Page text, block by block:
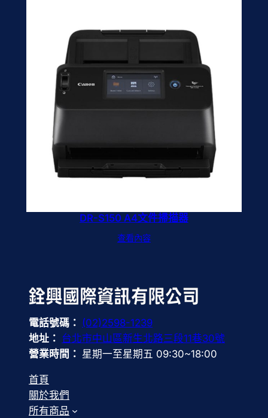
DR-S150 A4文件掃描器
查看內容
電話號碼： (02)2598-1239
地址： 台北市中山區新生北路三段11巷30號
營業時間： 星期一至星期五 09:30~18:00
首頁
關於我們
所有商品